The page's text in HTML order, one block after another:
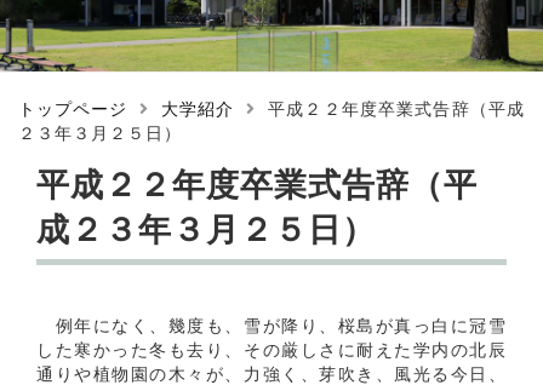
トップページ 大学紹介
平成２２年度卒業式告辞（平成
２３年３月２５日）
平成２２年度卒業式告辞（平
成２３年３月２５日）
例年になく、幾度も、雪が降り、桜島が真っ白に冠雪
した寒かった冬も去り、その厳しさに耐えた学内の北辰
通りや植物園の木々が、力強く、芽吹き、風光る今日、